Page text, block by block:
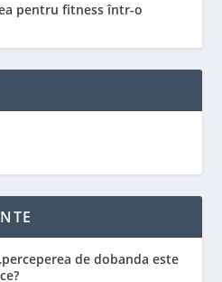
pentru fitness într-o
de dobanda este